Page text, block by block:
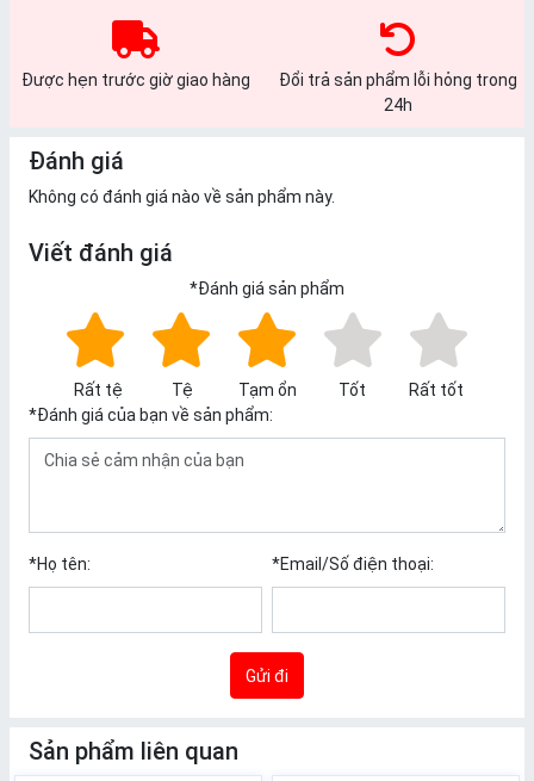
Được hẹn trước giờ giao hàng
Đổi trả sản phẩm lỗi hỏng trong
24h
Đánh giá
Không có đánh giá nào về sản phẩm này.
Viết đánh giá
*Đánh giá sản phẩm
Rất tệ Tệ Tạm ổn Tốt
Rất tốt
*Đánh giá của bạn về sản phẩm:
*Họ tên: *Email/Số điện thoại:
Gửi đi
Sản phẩm liên quan